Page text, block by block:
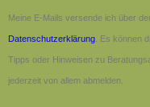
Meine E-Mails versende ich über
Datenschutzerklärung . Es können
Tipps oder Hinweisen zu
jederzeit von allem abmelden.